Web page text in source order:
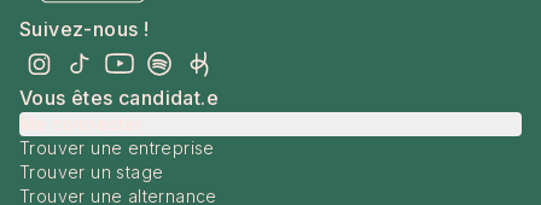
Suivez-nous !
Vous êtes candidat.e
Trouver une entreprise
Trouver un stage
Trouver une alternance